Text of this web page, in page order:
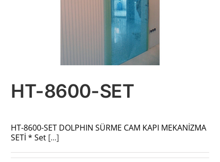
HT-8600-SET
HT-8600-SET DOLPHIN SÜRME CAM KAPI MEKANİZMA
SETİ * Set [...]